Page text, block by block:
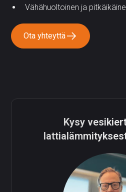
Kysy
Vähähuoltoinen ja
Ota yhteyttä